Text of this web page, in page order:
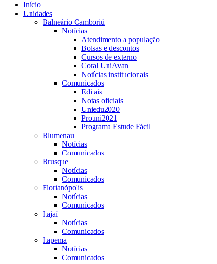
Início
Unidades
Balneário Camboriú
Notícias
Atendimento a população
Bolsas e descontos
Cursos de externo
Coral UniAvan
Notícias institucionais
Comunicados
Editais
Notas oficiais
Uniedu2020
Prouni2021
Programa Estude Fácil
Blumenau
Notícias
Comunicados
Brusque
Notícias
Comunicados
Florianópolis
Notícias
Comunicados
Itajaí
Notícias
Comunicados
Itapema
Notícias
Comunicados